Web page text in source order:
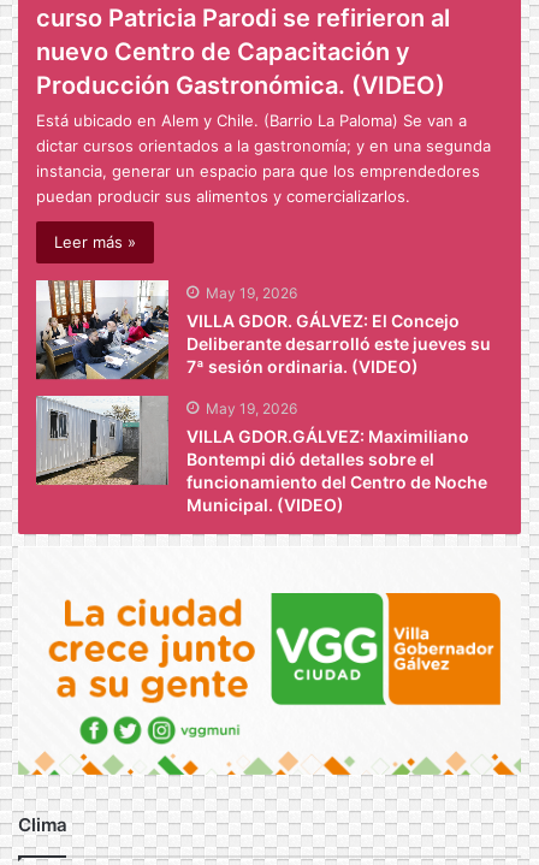
curso Patricia Parodi se refirieron al
nuevo Centro de Capacitación y
Producción Gastronómica. (VIDEO)
Está ubicado en Alem y Chile. (Barrio La Paloma) Se van a
dictar cursos orientados a la gastronomía; y en una segunda
instancia, generar un espacio para que los emprendedores
puedan producir sus alimentos y comercializarlos.
Leer más »
May 19, 2026
VILLA GDOR. GÁLVEZ: El Concejo
Deliberante desarrolló este jueves su
7ª sesión ordinaria. (VIDEO)
May 19, 2026
VILLA GDOR.GÁLVEZ: Maximiliano
Bontempi dió detalles sobre el
funcionamiento del Centro de Noche
Municipal. (VIDEO)
Clima